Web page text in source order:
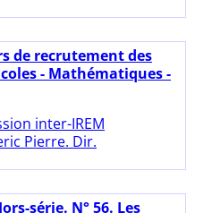
de recrutement des
- Mathématiques -
inter-IREM
Pierre. Dir.
série. N° 56. Les